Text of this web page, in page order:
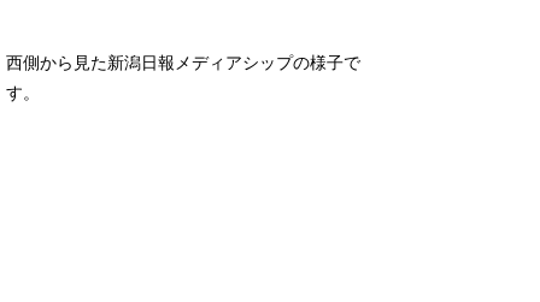
西側から見た新潟日報メディアシップの様子で
す。